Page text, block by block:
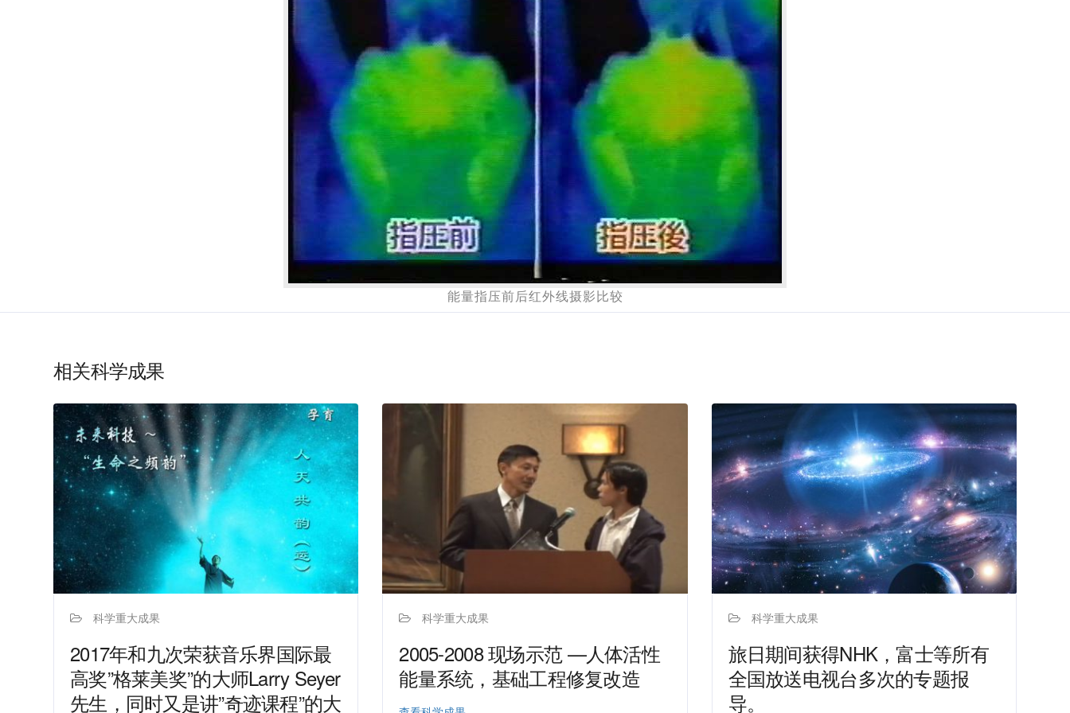
能量指压前后红外线摄影比较
相关科学成果
科学重大成果
2017年和九次荣获音乐界国际最
高奖”格莱美奖”的大师Larry Seyer
先生，同时又是讲”奇迹课程”的大
科学重大成果
2005-2008 现场示范 —人体活性
能量系统，基础工程修复改造
科学重大成果
旅日期间获得NHK，富士等所有
全国放送电视台多次的专题报
导。